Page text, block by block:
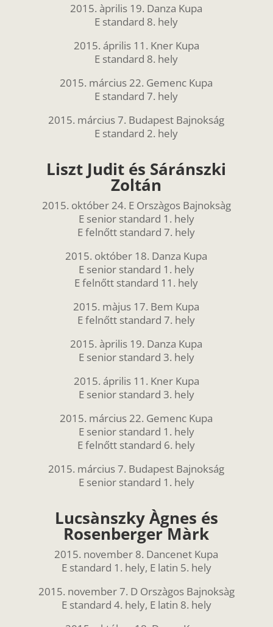
2015. àprilis 19. Danza Kupa
E standard 8. hely
2015. április 11. Kner Kupa
E standard 8. hely
2015. március 22. Gemenc Kupa
E standard 7. hely
2015. március 7. Budapest Bajnokság
E standard 2. hely
Liszt Judit és Sáránszki
Zoltán
2015. október 24. E Orszàgos Bajnoksàg
E senior standard 1. hely
E felnőtt standard 7. hely
2015. október 18. Danza Kupa
E senior standard 1. hely
E felnőtt standard 11. hely
2015. màjus 17. Bem Kupa
E felnőtt standard 7. hely
2015. àprilis 19. Danza Kupa
E senior standard 3. hely
2015. április 11. Kner Kupa
E senior standard 3. hely
2015. március 22. Gemenc Kupa
E senior standard 1. hely
E felnőtt standard 6. hely
2015. március 7. Budapest Bajnokság
E senior standard 1. hely
Lucsànszky Àgnes és
Rosenberger Màrk
2015. november 8. Dancenet Kupa
E standard 1. hely, E latin 5. hely
2015. november 7. D Orszàgos Bajnoksàg
E standard 4. hely, E latin 8. hely